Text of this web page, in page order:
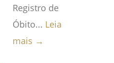
Registro de
Óbito... Leia
mais →